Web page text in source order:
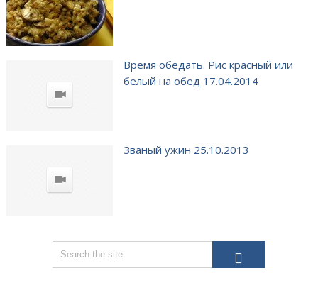
Время обедать. Рис красный или
белый на обед 17.04.2014
Званый ужин 25.10.2013